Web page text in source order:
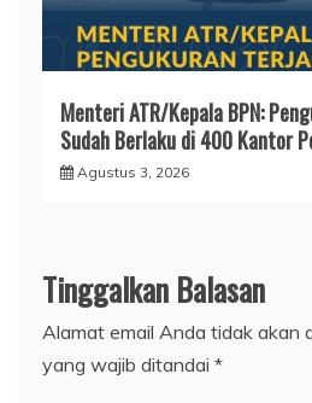
Menteri ATR/Kepala BPN:
Sudah Berlaku di 400 Kantor
Agustus 3, 2026
Tinggalkan Balasan
Alamat email Anda tidak akan
yang wajib ditandai *